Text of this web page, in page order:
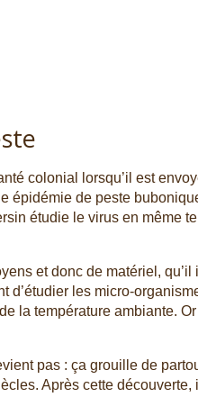
colonial lorsqu’il est
épidémie de peste
étudie le virus en même
et donc de matériel,
d’étudier les micro-
la température ambiante.
pas : ça grouille de
Après cette